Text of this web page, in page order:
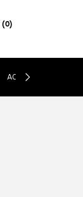
(0)
ACESSÓRIOS